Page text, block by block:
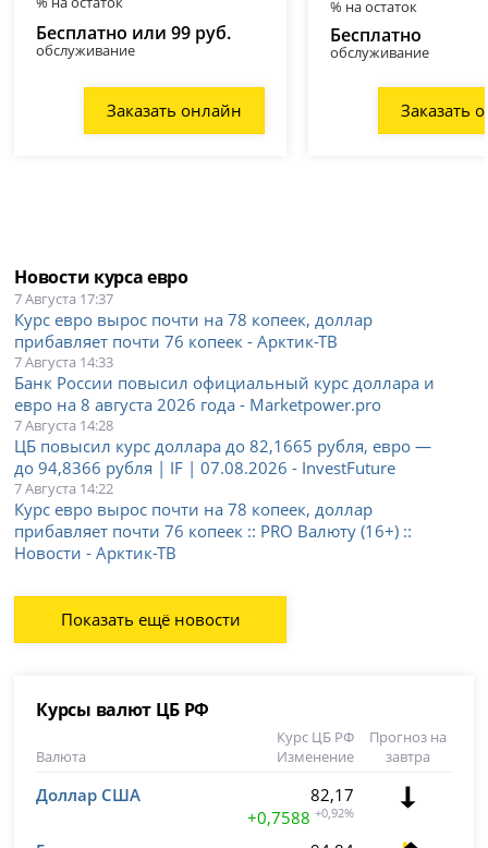
Бесплатно или 99 руб.
обслуживание
Заказать онлайн
% на остаток
Бесплатно
обслуживание
Заказать
Новости курса евро
7 Августа 17:37
Курс евро вырос почти на 78 копеек, доллар
прибавляет почти 76 копеек - Арктик-ТВ
7 Августа 14:33
Банк России повысил официальный курс доллара и
евро на 8 августа 2026 года - Marketpower.pro
7 Августа 14:28
ЦБ повысил курс доллара до 82,1665 рубля, евро —
до 94,8366 рубля | IF | 07.08.2026 - InvestFuture
7 Августа 14:22
Курс евро вырос почти на 78 копеек, доллар
прибавляет почти 76 копеек :: PRO Валюту (16+) ::
Новости - Арктик-ТВ
Показать ещё новости
Курсы валют ЦБ РФ
Валюта
Курс ЦБ РФ
Изменение
Прогноз на
завтра
Доллар США
82,17
+0,7588 +0,92%